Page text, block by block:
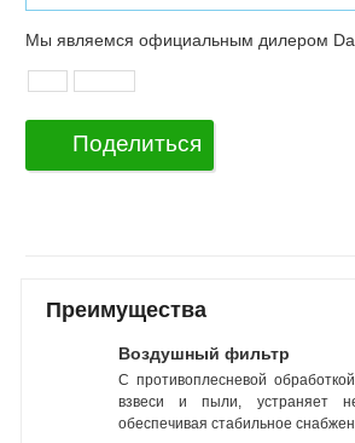
Мы являемся официальным дилером
Поделиться
Преимущества
Воздушный фильтр
С противоплесневой
взвеси и пыли, устраняет
обеспечивая стабильное